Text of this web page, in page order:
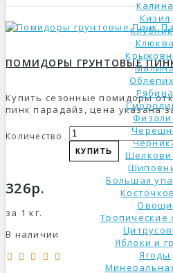
Калина
Кизил
Клюква
Рябина
Большая
Овощи
Тропические
Яблоки и
Ягоды
ПОМИДОРЫ ГРУНТОВЫЕ
Купить сезонные помидоры
пинк парадайз, цена указана
Количество
КУПИТЬ
326р.
за 1 кг.
В наличии